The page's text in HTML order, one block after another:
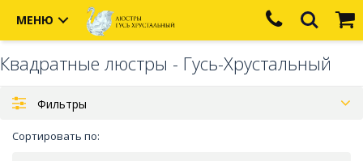
МЕНЮ
Квадратные люстры - Гусь-Хрустальный
Фильтры
Сортировать по: